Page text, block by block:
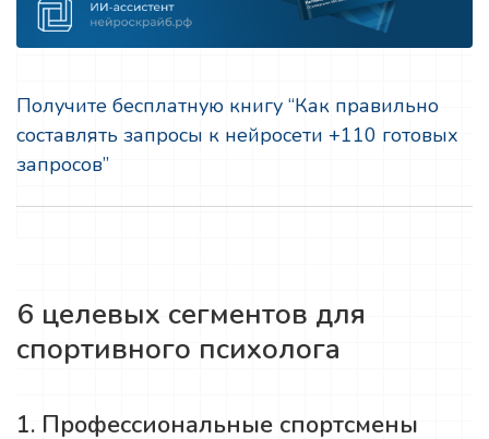
Получите бесплатную книгу “Как правильно
составлять запросы к нейросети +110 готовых
запросов”
6 целевых сегментов для
спортивного психолога
1. Профессиональные спортсмены